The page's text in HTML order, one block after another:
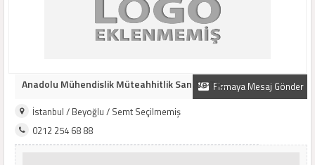
Firmaya Mesaj Gönder
Anadolu Mühendislik Müteahhitlik San. Ve Tic...
İstanbul / Beyoğlu / Semt Seçilmemiş
0212 254 68 88